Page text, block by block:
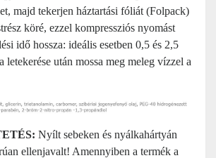
majd tekerjen háztartási fóliát (Folpack)
köré, ezzel kompressziós nyomást
idő hossza: ideális esetben 0,5 és 2,5
után mossa meg meleg vízzel a
Nyílt sebeken és nyálkahártyán
ellenjavalt! Amennyiben a termék a